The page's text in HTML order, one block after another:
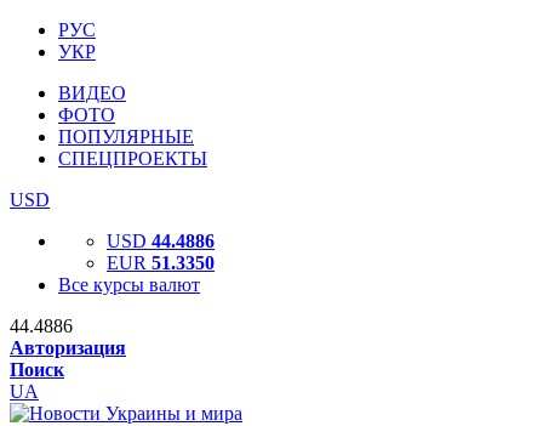
РУС
УКР
ВИДЕО
ФОТО
ПОПУЛЯРНЫЕ
СПЕЦПРОЕКТЫ
USD
USD 44.4886
EUR 51.3350
Все курсы валют
44.4886
Авторизация
Поиск
UA